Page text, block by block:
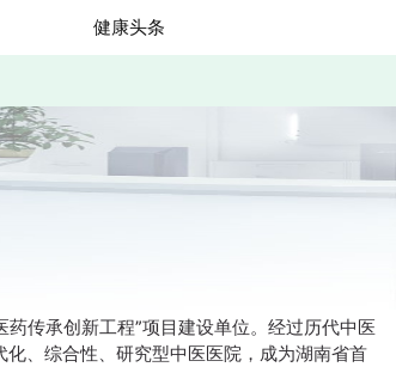
健康头条
传承创新工程”项目建设单位。经过历代中医
、综合性、研究型中医医院，成为湖南省首